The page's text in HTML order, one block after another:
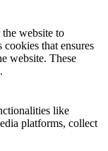
the website to
that ensures
website. These
like
platforms, collect